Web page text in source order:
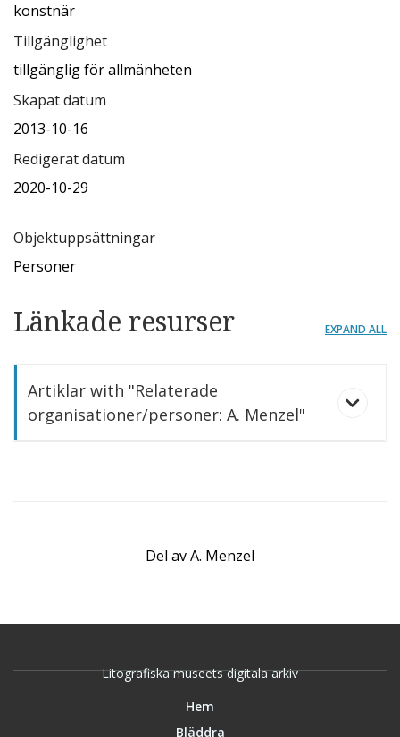
konstnär
Tillgänglighet
tillgänglig för allmänheten
Skapat datum
2013-10-16
Redigerat datum
2020-10-29
Objektuppsättningar
Personer
Länkade resurser EXPAND ALL
Artiklar with "Relaterade
organisationer/personer: A. Menzel"
järnvalsverk. A. Menzel
Del avA. Menzel
Litografiska museets digitala arkiv
Hem
Bläddra